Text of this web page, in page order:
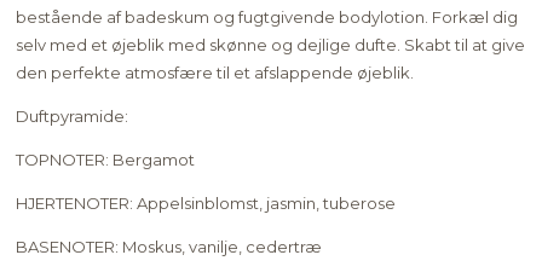
bestående af badeskum og fugtgivende bodylotion. Forkæl dig
selv med et øjeblik med skønne og dejlige dufte. Skabt til at give
den perfekte atmosfære til et afslappende øjeblik.
Duftpyramide:
TOPNOTER: Bergamot
HJERTENOTER: Appelsinblomst, jasmin, tuberose
BASENOTER: Moskus, vanilje, cedertræ